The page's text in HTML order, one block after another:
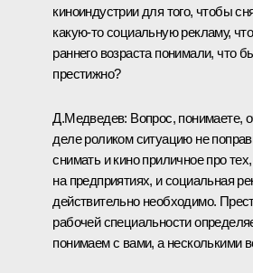
киноиндустрии для того, чтобы
какую‑то социальную рекламу,
раннего возраста понимали, что
престижно?
Д.Медведев: Вопрос, понимаете,
деле роликом ситуацию не
снимать и кино приличное про
на предприятиях, и социальная
действительно необходимо.
рабочей специальности
понимаем с вами, а несколькими